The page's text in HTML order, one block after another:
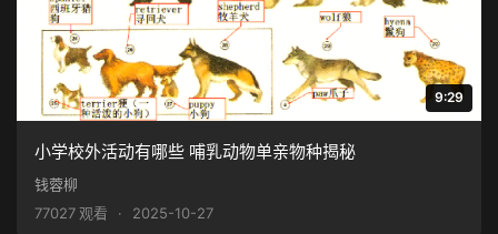
9:29
小学校外活动有哪些 哺乳动物单亲物种揭秘
钱蓉柳
77027 观看
· 2025-10-27